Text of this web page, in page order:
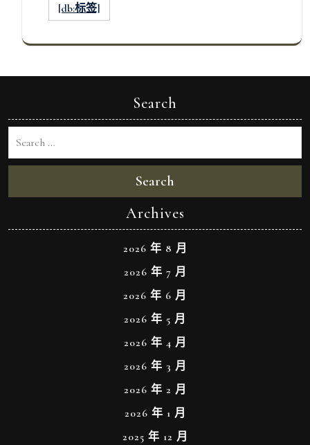
[db:标签]
Search
Search
Archives
2026 年 8 月
2026 年 7 月
2026 年 6 月
2026 年 5 月
2026 年 4 月
2026 年 3 月
2026 年 2 月
2026 年 1 月
2025 年 12 月